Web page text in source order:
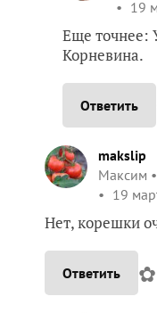
19
Еще точнее:
Корневина.
Ответить
makslip
Максим
19
Нет, корешки
Ответить ✿